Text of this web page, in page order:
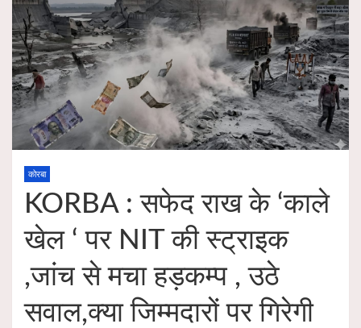
कोरबा
KORBA : सफेद राख के ‘काले
खेल ‘ पर NIT की स्ट्राइक
,जांच से मचा हड़कम्प , उठे
सवाल,क्या जिम्मदारों पर गिरेगी